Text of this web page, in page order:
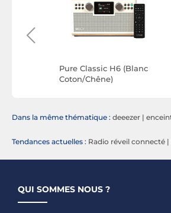
Pure Classic H6 (Blanc
Coton/Chêne)
Dans la même thématique : deeezer |
Tendances actuelles : Radio réveil connecté |
QUI SOMMES NOUS ?